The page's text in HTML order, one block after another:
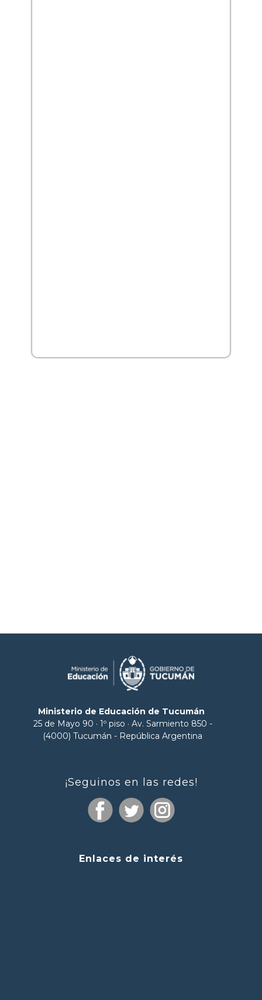
Ministerio de Educación de Tucumán
25 de Mayo 90 · 1º piso · Av. Sarmiento 850 -
(4000) Tucumán - República Argentina
¡Seguinos en las redes!
Enlaces de interés